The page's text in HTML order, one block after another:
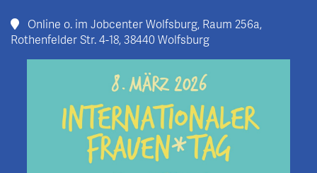
Online o. im Jobcenter Wolfsburg, Raum 256a,
Rothenfelder Str. 4-18, 38440 Wolfsburg